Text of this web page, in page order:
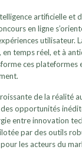
artificielle et
en ligne
utilisateur.
en temps réel, et à
ces plateformes
de la réalité
opportunités
entre innovation
par des outils
les acteurs du